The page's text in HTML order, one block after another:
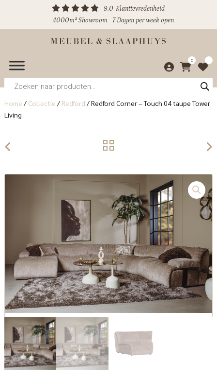
9.0 Klanttevredenheid
4000m² Showroom
7 Dagen per week open
0
Producten
zoeken
Home / Collectie / Redford /Redford Corner – Touch 04 taupe Tower
Living